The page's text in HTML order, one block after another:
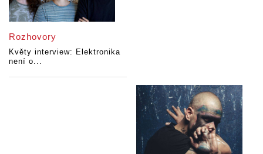
Rozhovory
Květy interview: Elektronika
není o...